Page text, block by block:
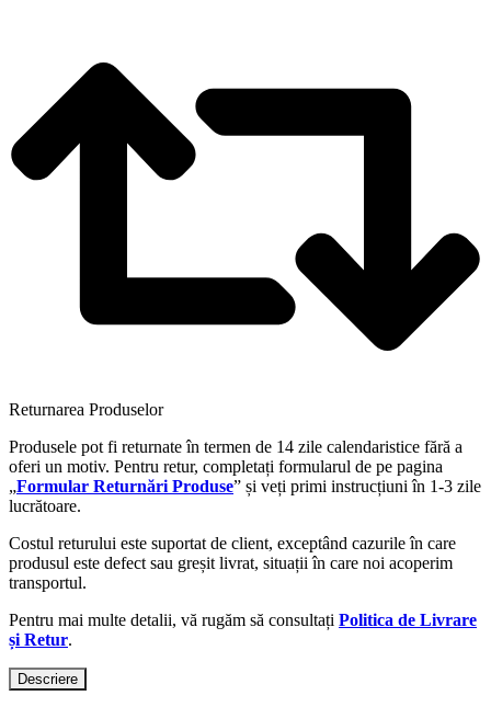
Returnarea Produselor
Produsele pot fi returnate în termen de 14 zile calendaristice fără a
oferi un motiv. Pentru retur, completați formularul de pe pagina
„Formular Returnări Produse” și veți primi instrucțiuni în 1-3 zile
lucrătoare.
Costul returului este suportat de client, exceptând cazurile în care
produsul este defect sau greșit livrat, situații în care noi acoperim
transportul.
Pentru mai multe detalii, vă rugăm să consultați Politica de Livrare
și Retur.
Descriere